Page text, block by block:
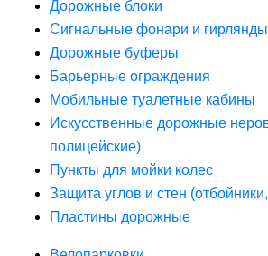
Дорожные блоки
Сигнальные фонари и гирлянды
Дорожные буферы
Барьерные ограждения
Мобильные туалетные кабины
Искусственные дорожные
полицейские)
Пункты для мойки колес
Защита углов и стен
Пластины дорожные